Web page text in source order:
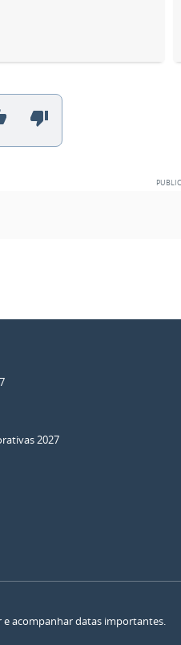
2027
e acompanhar datas importantes.